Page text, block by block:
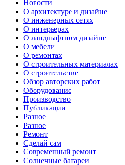
Новости
О архитектуре и дизайне
О инженерных сетях
О интерьерах
О ландшафтном дизайне
О мебели
О ремонтах
О строительных материалах
О строительстве
Обзор авторских работ
Оборудование
Производство
Публикации
Разное
Разное
Ремонт
Сделай сам
Современный ремонт
Солнечные батареи